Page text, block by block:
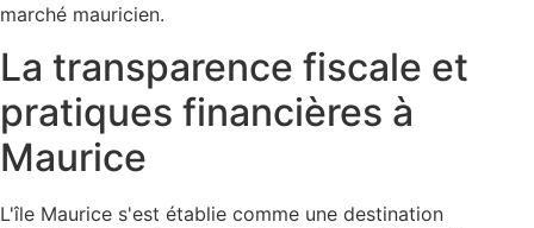
marché mauricien.
La transparence fiscale et
pratiques financières à
Maurice
L'île Maurice s'est établie comme une destination